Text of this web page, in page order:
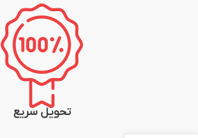
تحویل سریع